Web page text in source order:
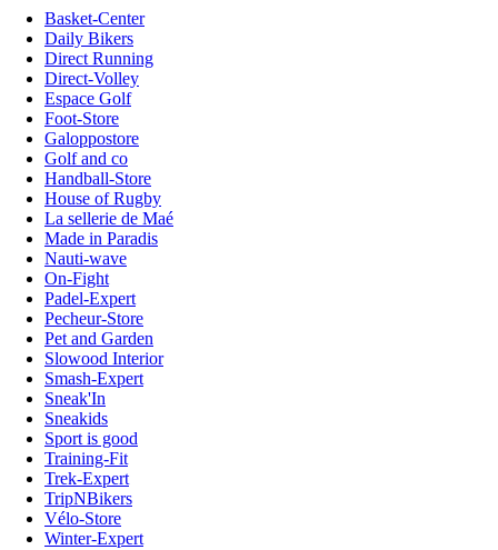
Basket-Center
Daily Bikers
Direct Running
Direct-Volley
Espace Golf
Foot-Store
Galoppostore
Golf and co
Handball-Store
House of Rugby
La sellerie de Maé
Made in Paradis
Nauti-wave
On-Fight
Padel-Expert
Pecheur-Store
Pet and Garden
Slowood Interior
Smash-Expert
Sneak'In
Sneakids
Sport is good
Training-Fit
Trek-Expert
TripNBikers
Vélo-Store
Winter-Expert